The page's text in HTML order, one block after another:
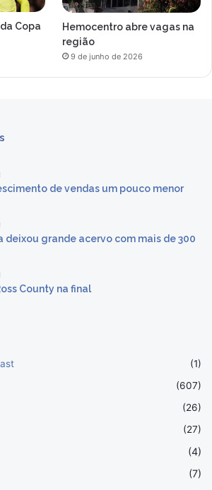
Copa
Hemocentro abre vagas na
região
9 de junho de 2026
de vendas um pouco menor
deixou grande acervo com mais de 300
County na final
(1)
(607)
(26)
(27)
(4)
(7)